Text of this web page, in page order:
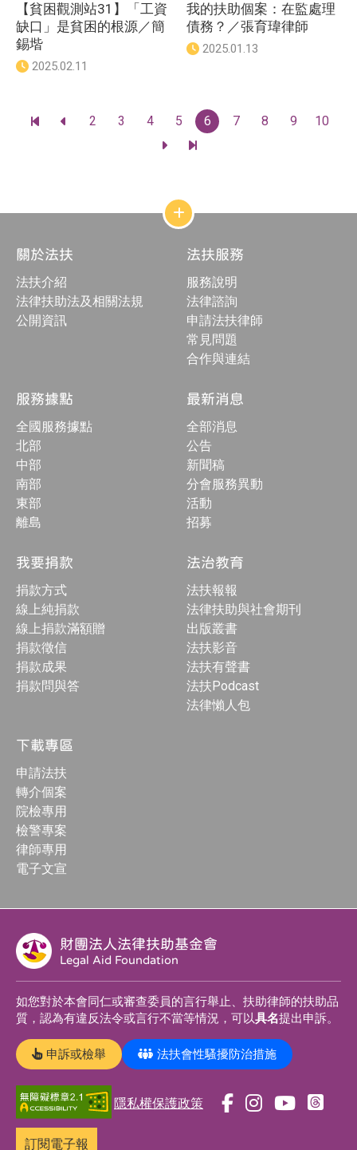
【貧困觀測站31】「工資
缺口」是貧困的根源／簡
錫堦
發
：
2025.02.11
我的扶助個案：在監處理
債務？／張育瑋律師
發
：
2025.01.13
2 3 4 5 6 7 8 9
10
頁
頁
網
站
結
構
合
按
鈕
關於法扶
法扶介紹
法律扶助法及相關法規
公開資訊
法扶服務
服務說明
法律諮詢
申請法扶律師
常見問題
合作與連結
服務據點
全國服務據點
北部
中部
南部
東部
離島
最新消息
全部消息
公告
新聞稿
分會服務異動
活動
招募
我要捐款
捐款方式
線上純捐款
線上捐款滿額贈
捐款徵信
捐款成果
捐款問與答
法治教育
法扶報報
法律扶助與社會期刊
出版叢書
法扶影音
法扶有聲書
法扶Podcast
法律懶人包
下載專區
申請法扶
轉介個案
院檢專用
檢警專案
律師專用
電子文宣
財團法人法律扶助基金會
Legal Aid Foundation
如您對於本會同仁或審查委員的言行舉止、扶助律師的扶助品
質，認為有違反法令或言行不當等情況，可以具名提出申訴。
申訴或檢舉 法扶會性騷擾防治措施
隱私權保護政策
訂閱電子報